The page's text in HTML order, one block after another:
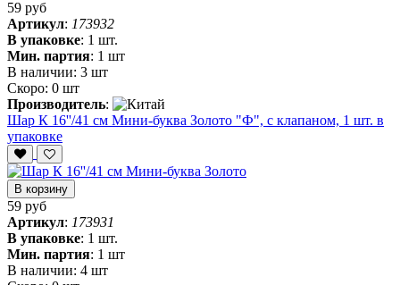
59 руб
Артикул: 173932
В упаковке: 1 шт.
Мин. партия: 1 шт
В наличии: 3 шт
Скоро: 0 шт
Производитель:
Шар К 16''/41 см Мини-буква Золото "Ф", с клапаном, 1 шт. в
упаковке
В корзину
59 руб
Артикул: 173931
В упаковке: 1 шт.
Мин. партия: 1 шт
В наличии: 4 шт